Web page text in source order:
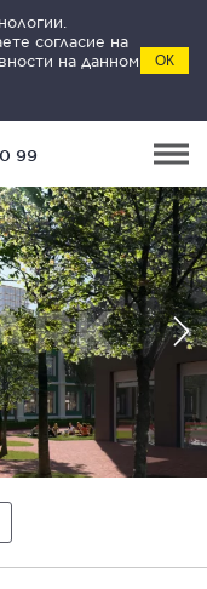
согласие на
на данном
ОК
99